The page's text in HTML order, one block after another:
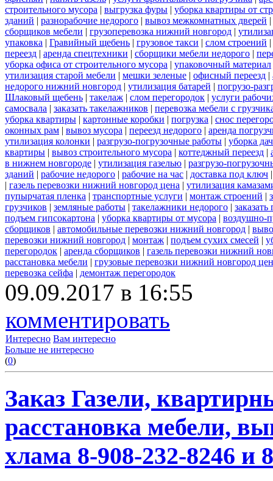
строительного мусора | выгрузка фуры | уборка квартиры от
зданий | разнорабочие недорого | вывоз межкомнатных дверей |
сборщиков мебели | грузоперевозка нижний новгород |
упаковка | Гравийный щебень | грузовое такси | слом строений |
переезд | аренда спецтехники | сборщики мебели недорого |
уборка офиса от строительного мусора | упаковочный материал
утилизация старой мебели | мешки зеленые | офисный переезд |
недорого нижний новгород | утилизация батарей | погрузо-
Шлаковый щебень | такелаж | слом перегородок | услуги
самосвала | заказать такелажников | перевозка мебели с
уборка квартиры | картонные коробки | погрузка | снос
оконных рам | вывоз мусора | переезд недорого | аренда
утилизация колонки | разгрузо-погрузочные работы | уборка
квартиры | вывоз строительного мусора | коттеджный переезд |
в нижнем новгороде | утилизация газелью | разгрузо-
зданий | рабочие недорого | рабочие на час | доставка под ключ
| газель перевозки нижний новгород цена | утилизация
пупырчатая пленка | транспортные услуги | монтаж строений |
грузчиков | земляные работы | такелажники недорого |
подъем гипсокартона | уборка квартиры от мусора | воздушно-
сборщиков | автомобильные перевозки нижний новгород |
перевозки нижний новгород | монтаж | подъем сухих смесей |
перегородок | аренда сборщиков | газель перевозки нижний
расстановка мебели | грузовые перевозки нижний новгород
перевозка сейфа | демонтаж перегородок
09.09.2017 в 16:55
комментировать
Интересно Вам интересно
Больше не интересно
(0)
Заказ Газели,
расстановка мебели,
хлама 8-908-232-8246 и